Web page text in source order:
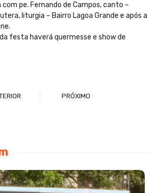
pe. Fernando de Campos, canto –
liturgia – Bairro Lagoa Grande e após a
festa haverá quermesse e show de
PRÓXIMO